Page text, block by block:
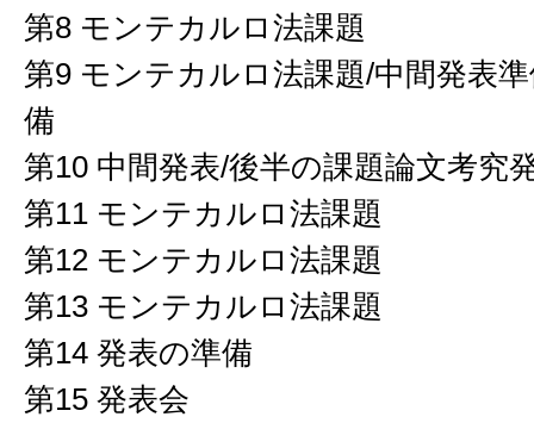
第8 モンテカルロ法課題
第9 モンテカルロ法課題/中間発表
備
第10 中間発表/後半の課題論文考究
第11 モンテカルロ法課題
第12 モンテカルロ法課題
第13 モンテカルロ法課題
第14 発表の準備
第15 発表会